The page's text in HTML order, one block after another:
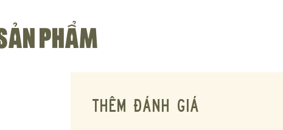
Ireland, tự hào với giấy phép chưng cất được cấp
PHẨM
THÊM ĐÁNH GIÁ